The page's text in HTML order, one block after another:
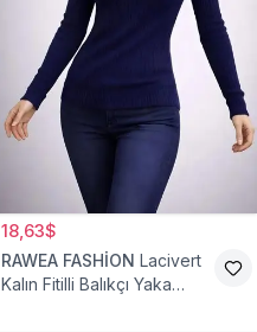
18,63$
RAWEA FASHİON Lacivert
Kalın Fitilli Balıkçı Yaka